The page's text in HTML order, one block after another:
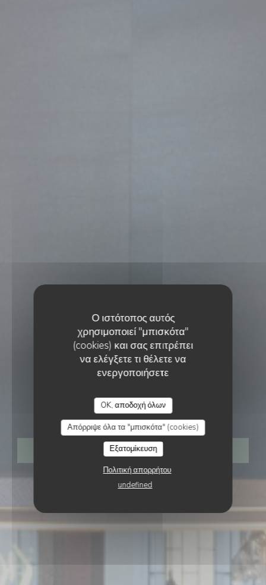
Ο ιστότοπος αυτός
χρησιμοποιεί "μπισκότα"
(cookies) και σας επιτρέπει
να ελέγξετε τι θέλετε να
ενεργοποιήσετε
OK, αποδοχή όλων
Απόρριψε όλα τα "μπισκότα" (cookies)
Εξατομίκευση
Πολιτική απορρήτου
undefined
TERRA BAR A VINS
ΚΆΝΤΕ ΚΡΆΤΗΣΗ ΤΡΑΠΕΖΙΟΎ